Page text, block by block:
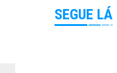
SEGUE LÁ